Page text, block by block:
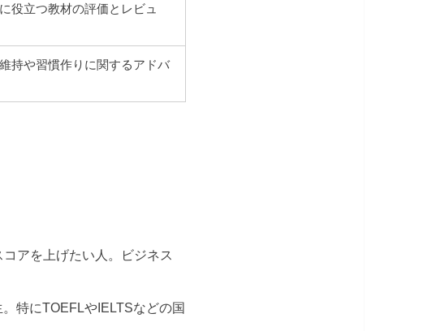
役立つ教材の評価とレビュ
持や習慣作りに関するアドバ
アを上げたい人。ビジネス
特にTOEFLやIELTSなどの国